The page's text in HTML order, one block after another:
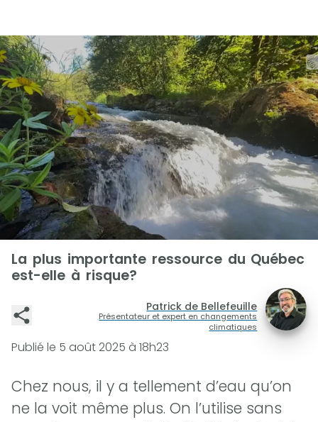
La plus importante ressource du Québec
est-elle à risque?
Patrick de Bellefeuille
Présentateur et expert en changements
climatiques
Publié le 5 août 2025 à 18h23
Chez nous, il y a tellement d’eau qu’on
ne la voit même plus. On l’utilise sans